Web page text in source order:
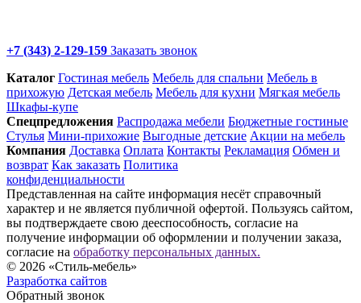
+7 (343) 2-129-159 Заказать звонок
Каталог Гостиная мебель Мебель для спальни Мебель в
прихожую Детская мебель Мебель для кухни Мягкая мебель
Шкафы-купе
Спец­предложения Распродажа мебели Бюджетные гостиные
Стулья Мини-прихожие Выгодные детские Акции на мебель
Компания Доставка Оплата Контакты Рекламация Обмен и
возврат Как заказать Политика
конфиденциальности
Представленная на сайте информация несёт справочный
характер и не является публичной офертой. Пользуясь сайтом,
вы подтверждаете свою дееспособность, согласие на
получение информации об оформлении и получении заказа,
согласие на обработку персональных данных.
© 2026 «Стиль-мебель»
Разработка сайтов
Обратный звонок